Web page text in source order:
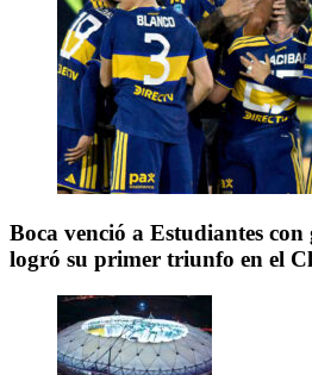
Boca venció a Estudiantes
logró su primer triunfo en el